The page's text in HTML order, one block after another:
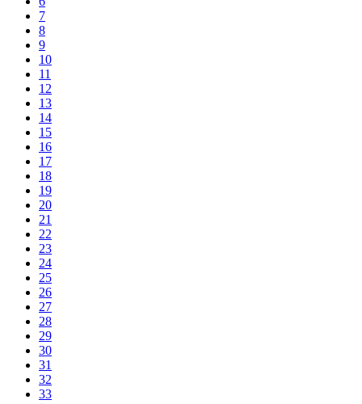
7
8
9
10
11
12
13
14
15
16
17
18
19
20
21
22
23
24
25
26
27
28
29
30
31
32
33